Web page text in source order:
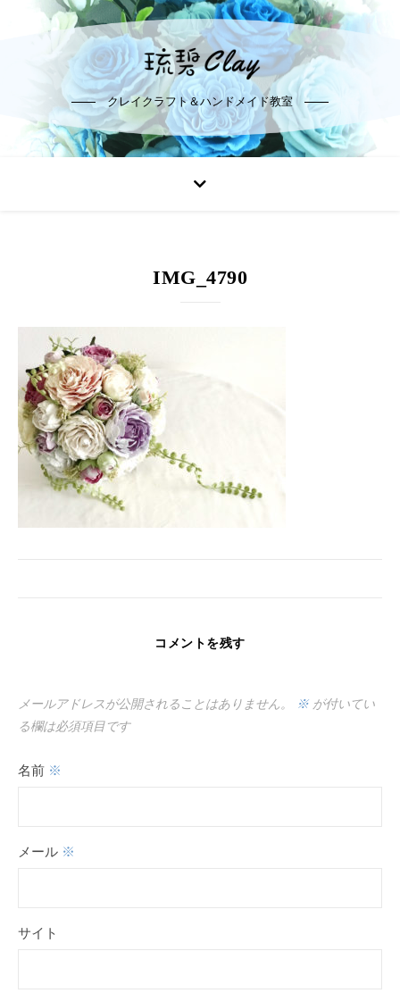
クレイクラフト＆ハンドメイド教室
IMG_4790
コメントを残す
メールアドレスが公開されることはありません。 ※ が付いてい
る欄は必須項目です
名前 ※
メール ※
サイト